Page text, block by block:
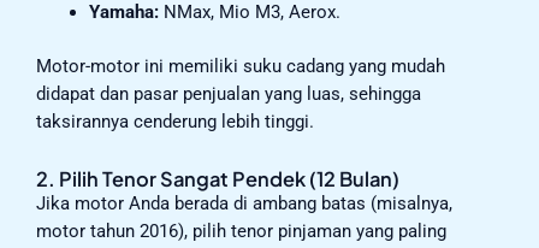
Yamaha:NMax, Mio M3, Aerox.
Motor-motor ini memiliki suku cadang yang mudah
didapat dan pasar penjualan yang luas, sehingga
taksirannya cenderung lebih tinggi.
2. Pilih Tenor Sangat Pendek (12 Bulan)
Jika motor Anda berada di ambang batas (misalnya,
motor tahun 2016), pilih tenor pinjaman yang paling